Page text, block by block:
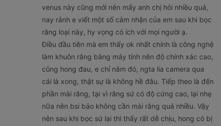
venus này cũng mới nên mấy anh chị hỏi nhiều quá,
nay rảnh e viết một số cảm nhận của em sau khi bọc
răng loại này, hy vọng có ích với mọi người ạ.
Điều đầu tiên mà em thấy ok nhất chính là công nghệ
làm khuôn răng bằng máy tính nên độ chính xác cao,
cũng hong đau, e chỉ nằm đó, ngta lia camera qua
cái là xong, thật sự là không hề đâu. Tiếp theo là đến
phần mài răng, tại vì răng sứ có độ cứng cao, lại nhẹ
nữa nên bsi bảo không cần mài răng quá nhiều. Vậy
nên sau khi bọc sứ lại thì thấy rất dễ chịu, hong có bị